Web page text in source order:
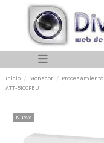
Inicio Monacor
ATT-5100PEU
Nuevo